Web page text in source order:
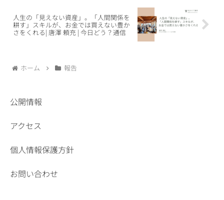
人生の「見えない資産」。「人間関係を
耕す」スキルが、お金では買えない豊か
さをくれる| 唐澤 頼充 | 今日どう？通信
ホーム 報告
公開情報
アクセス
個人情報保護方針
お問い合わせ